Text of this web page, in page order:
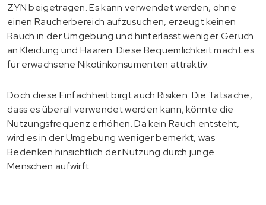
ZYN beigetragen. Es kann verwendet werden, ohne
einen Raucherbereich aufzusuchen, erzeugt keinen
Rauch in der Umgebung und hinterlässt weniger Geruch
an Kleidung und Haaren. Diese Bequemlichkeit macht es
für erwachsene Nikotinkonsumenten attraktiv.
Doch diese Einfachheit birgt auch Risiken. Die Tatsache,
dass es überall verwendet werden kann, könnte die
Nutzungsfrequenz erhöhen. Da kein Rauch entsteht,
wird es in der Umgebung weniger bemerkt, was
Bedenken hinsichtlich der Nutzung durch junge
Menschen aufwirft.